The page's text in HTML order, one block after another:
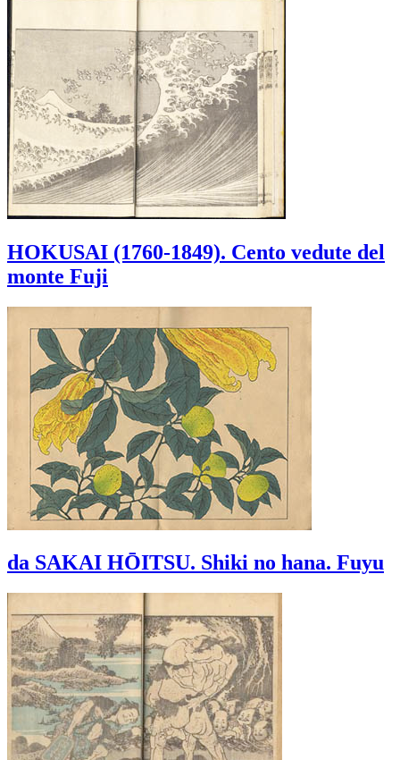
HOKUSAI (1760-1849). Cento vedute del
monte Fuji
da SAKAI HŌITSU. Shiki no hana. Fuyu